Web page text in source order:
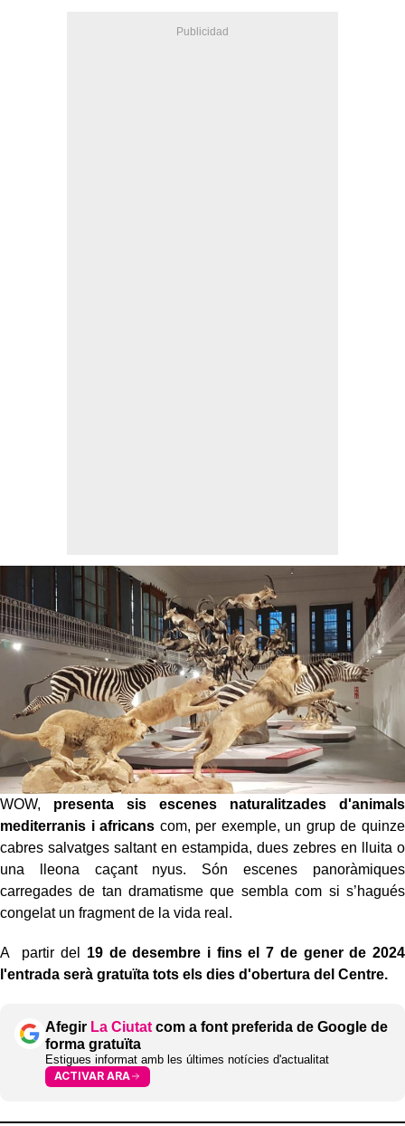
WOW, presenta sis escenes naturalitzades d'animals
mediterranis i africans com, per exemple, un grup de quinze
cabres salvatges saltant en estampida, dues zebres en lluita o
una lleona caçant nyus. Són escenes panoràmiques
carregades de tan dramatisme que sembla com si s’hagués
congelat un fragment de la vida real.
A partir del 19 de desembre i fins el 7 de gener de 2024
l'entrada serà gratuïta tots els dies d'obertura del Centre.
Afegir La Ciutat com a font preferida de Google de
forma gratuïta
Estigues informat amb les últimes notícies d'actualitat
ACTIVAR ARA